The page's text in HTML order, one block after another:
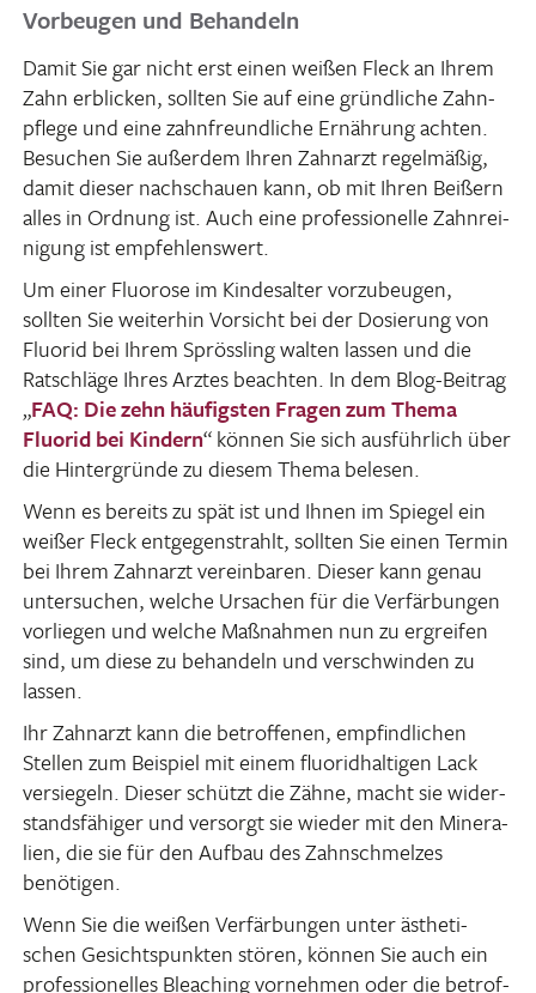
Vorbeugen und Behandeln
Damit Sie gar nicht erst einen weißen Fleck an Ihrem
Zahn erbli­cken, sollten Sie auf eine gründ­liche Zahn­
pflege und eine zahn­freund­liche Ernäh­rung achten.
Besu­chen Sie außerdem Ihren Zahn­arzt regel­mäßig,
damit dieser nach­schauen kann, ob mit Ihren Beißern
alles in Ordnung ist. Auch eine profes­sio­nelle Zahn­rei­
ni­gung ist empfehlenswert.
Um einer Fluo­rose im Kindes­alter vorzu­beugen,
sollten Sie weiterhin Vorsicht bei der Dosie­rung von
Fluorid bei Ihrem Spröss­ling walten lassen und die
Ratschläge Ihres Arztes beachten. In dem Blog-Beitrag
„FAQ: Die zehn häufigsten Fragen zum Thema
Fluorid bei Kindern“ können Sie sich ausführ­lich über
die Hinter­gründe zu diesem Thema belesen.
Wenn es bereits zu spät ist und Ihnen im Spiegel ein
weißer Fleck entge­gen­strahlt, sollten Sie einen Termin
bei Ihrem Zahn­arzt verein­baren. Dieser kann genau
unter­su­chen, welche Ursa­chen für die Verfär­bungen
vorliegen und welche Maßnahmen nun zu ergreifen
sind, um diese zu behan­deln und verschwinden zu
lassen.
Ihr Zahn­arzt kann die betrof­fenen, empfind­li­chen
Stellen zum Beispiel mit einem fluo­rid­hal­tigen Lack
versie­geln. Dieser schützt die Zähne, macht sie wider­
stands­fä­higer und versorgt sie wieder mit den Mine­ra­
lien, die sie für den Aufbau des Zahn­schmelzes
benötigen.
Wenn Sie die weißen Verfär­bungen unter ästhe­ti­
schen Gesichts­punkten stören, können Sie auch ein
profes­sio­nelles Blea­ching vornehmen oder die betrof­